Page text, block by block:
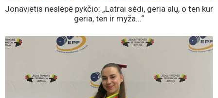
Jonavietis neslėpė pykčio: „Latrai sėdi, geria alų, o ten kur
geria, ten ir myža...“